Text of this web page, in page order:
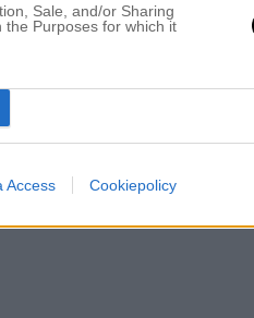
Sale, and/or Sharing
Purposes for which it
Access Cookiepolicy